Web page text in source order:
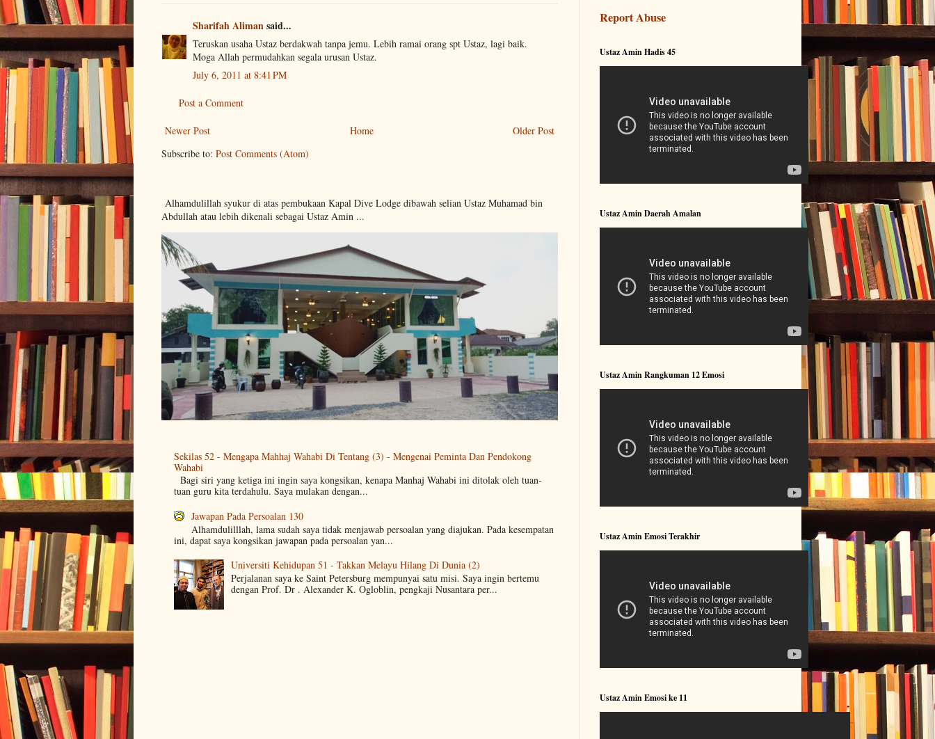
Sharifah Alimansaid...
Teruskan usaha Ustaz berdakwah tanpa jemu. Lebih ramai orang spt Ustaz, lagi baik.
Moga Allah permudahkan segala urusan Ustaz.
July 6, 2011 at 8:41 PM
Post a Comment
Newer Post Older Post
Home
Subscribe to: Post Comments (Atom)
Alhamdulillah syukur di atas pembukaan Kapal Dive Lodge dibawah selian Ustaz Muhamad bin
Abdullah atau lebih dikenali sebagai Ustaz Amin ...
Sekilas 52 - Mengapa Mahhaj Wahabi Di Tentang (3) - Mengenai Peminta Dan Pendokong
Wahabi
Bagi siri yang ketiga ini ingin saya kongsikan, kenapa Manhaj Wahabi ini ditolak oleh tuan-
tuan guru kita terdahulu. Saya mulakan dengan...
Jawapan Pada Persoalan 130
Alhamdulilllah, lama sudah saya tidak menjawab persoalan yang diajukan. Pada kesempatan
ini, dapat saya kongsikan jawapan pada persoalan yan...
Universiti Kehidupan 51 - Takkan Melayu Hilang Di Dunia (2)
Perjalanan saya ke Saint Petersburg mempunyai satu misi. Saya ingin bertemu
dengan Prof. Dr . Alexander K. Ogloblin, pengkaji Nusantara per...
Report Abuse
Ustaz Amin Hadis 45
Ustaz Amin Daerah Amalan
Ustaz Amin Rangkuman 12 Emosi
Ustaz Amin Emosi Terakhir
Ustaz Amin Emosi ke 11